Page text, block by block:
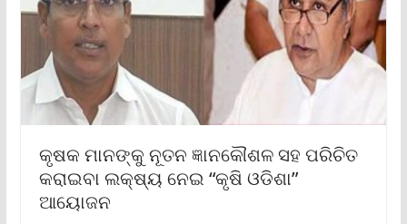
କୃଷକ ମାନଙ୍କୁ ନୂତନ ଜ୍ଞାନକୌଶଳ ସହ ପରିଚିତ
କରାଇବା ଲକ୍ଷ୍ୟ ନେଇ “କୃଷି ଓଡିଶା”
ଆୟୋଜନ